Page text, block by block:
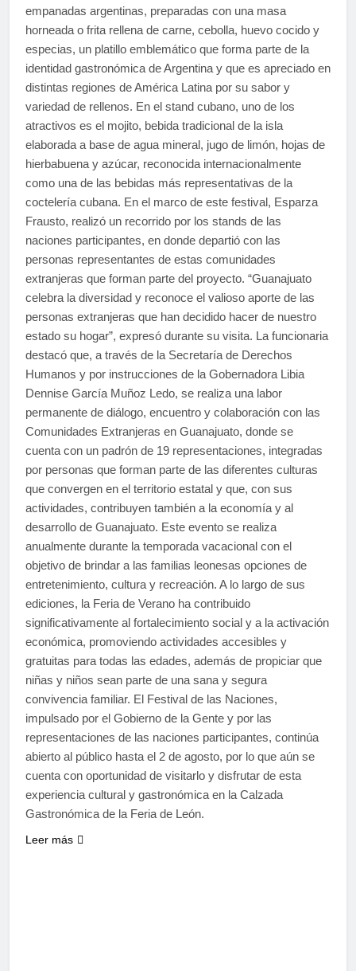
empanadas argentinas, preparadas con una masa
horneada o frita rellena de carne, cebolla, huevo cocido y
especias, un platillo emblemático que forma parte de la
identidad gastronómica de Argentina y que es apreciado en
distintas regiones de América Latina por su sabor y
variedad de rellenos. En el stand cubano, uno de los
atractivos es el mojito, bebida tradicional de la isla
elaborada a base de agua mineral, jugo de limón, hojas de
hierbabuena y azúcar, reconocida internacionalmente
como una de las bebidas más representativas de la
coctelería cubana. En el marco de este festival, Esparza
Frausto, realizó un recorrido por los stands de las
naciones participantes, en donde departió con las
personas representantes de estas comunidades
extranjeras que forman parte del proyecto. “Guanajuato
celebra la diversidad y reconoce el valioso aporte de las
personas extranjeras que han decidido hacer de nuestro
estado su hogar”, expresó durante su visita. La funcionaria
destacó que, a través de la Secretaría de Derechos
Humanos y por instrucciones de la Gobernadora Libia
Dennise García Muñoz Ledo, se realiza una labor
permanente de diálogo, encuentro y colaboración con las
Comunidades Extranjeras en Guanajuato, donde se
cuenta con un padrón de 19 representaciones, integradas
por personas que forman parte de las diferentes culturas
que convergen en el territorio estatal y que, con sus
actividades, contribuyen también a la economía y al
desarrollo de Guanajuato. Este evento se realiza
anualmente durante la temporada vacacional con el
objetivo de brindar a las familias leonesas opciones de
entretenimiento, cultura y recreación. A lo largo de sus
ediciones, la Feria de Verano ha contribuido
significativamente al fortalecimiento social y a la activación
económica, promoviendo actividades accesibles y
gratuitas para todas las edades, además de propiciar que
niñas y niños sean parte de una sana y segura
convivencia familiar. El Festival de las Naciones,
impulsado por el Gobierno de la Gente y por las
representaciones de las naciones participantes, continúa
abierto al público hasta el 2 de agosto, por lo que aún se
cuenta con oportunidad de visitarlo y disfrutar de esta
experiencia cultural y gastronómica en la Calzada
Gastronómica de la Feria de León.
Leer más